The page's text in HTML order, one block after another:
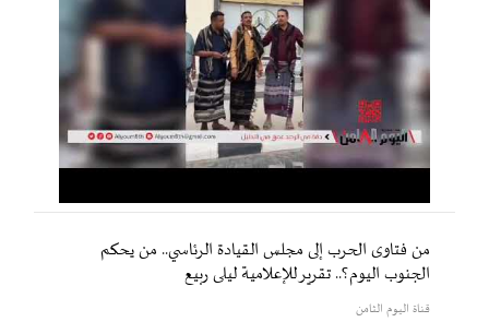
من فتاوى الحرب إلى مجلس القيادة الرئاسي.. من يحكم
الجنوب اليوم؟.. تقرير للإعلامية ليلى ربيع
قناة اليوم الثامن